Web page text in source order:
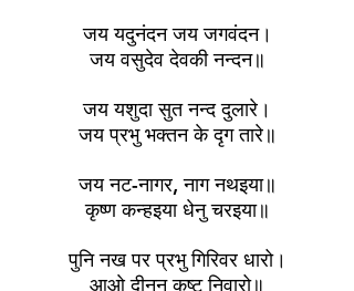
जय यदुनंदन जय जगवंदन।
जय वसुदेव देवकी नन्दन॥
जय यशुदा सुत नन्द दुलारे।
जय प्रभु भक्तन के दृग तारे॥
जय नट-नागर, नाग नथइया॥
कृष्ण कन्हइया धेनु चरइया॥
पुनि नख पर प्रभु गिरिवर धारो।
आओ दीनन कष्ट निवारो॥